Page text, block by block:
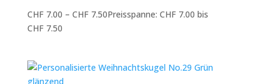
CHF7.00 – CHF7.50Preisspanne: CHF 7.00 bis
CHF 7.50